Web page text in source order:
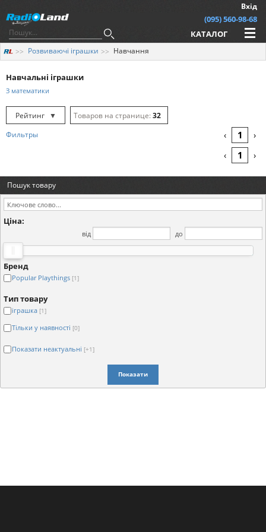
Вхід
(095) 560-98-68
КАТАЛОГ
Розвиваючі іграшки Навчання
Навчальні іграшки
З математики
Рейтинг
▼
Рейтинг
Ціна ▲
Ціна ▼
32
Фильтры ‹ 1
›
‹
1 ›
Пошук товару
Ціна:
від до
Бренд
Popular Playthings [1]
Тип товару
іграшка [1]
Тільки у наявності [0]
Показати неактуальні [+1]
Показати